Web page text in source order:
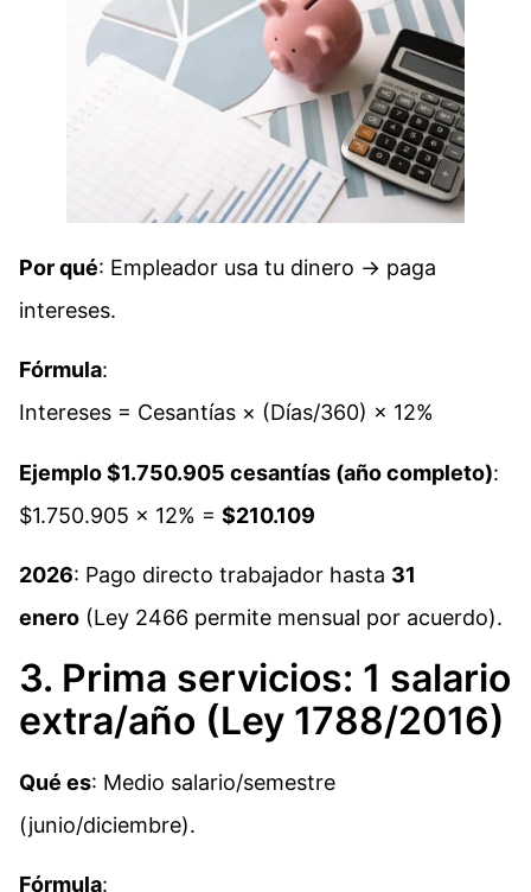
Por qué: Empleador usa tu dinero → paga
intereses.
Fórmula:
Intereses = Cesantías × (Días/360) × 12%
Ejemplo $1.750.905 cesantías (año completo):
$1.750.905 × 12% = $210.109
2026: Pago directo trabajador hasta 31
enero (Ley 2466 permite mensual por acuerdo).​
3. Prima servicios: 1 salario
extra/año (Ley 1788/2016)
Qué es: Medio salario/semestre
(junio/diciembre).​
Fórmula: